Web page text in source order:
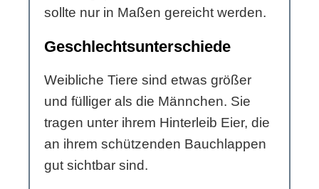
sollte nur in Maßen gereicht werden.
Geschlechtsunterschiede
Weibliche Tiere sind etwas größer
und fülliger als die Männchen. Sie
tragen unter ihrem Hinterleib Eier, die
an ihrem schützenden Bauchlappen
gut sichtbar sind.